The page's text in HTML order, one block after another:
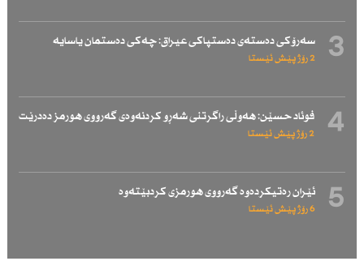
3 سەرۆكی دەستەی دەستپاكی عیراق: چەكی دەستمان یاسایە
2 رۆژ پێش ئێستا
4 فوئاد حسێن: هەوڵی راگرتنی شەڕو كردنەوەی گەرووی هورمز دەدرێت
2 رۆژ پێش ئێستا
5 ئێران رەتیكردەوە گەرووی هورمزی كردبێتەوە
6 رۆژ پێش ئێستا